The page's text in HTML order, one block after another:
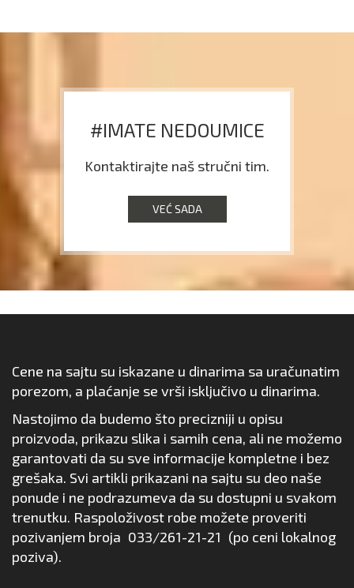
#IMATE NEDOUMICE
Kontaktirajte naš stručni tim.
VEĆ SADA
Cene na sajtu su iskazane u dinarima sa uračunatim
porezom, a plaćanje se vrši isključivo u dinarima.
Nastojimo da budemo što precizniji u opisu
proizvoda, prikazu slika i samih cena, ali ne možemo
garantovati da su sve informacije kompletne i bez
grešaka. Svi artikli prikazani na sajtu su deo naše
ponude i ne podrazumeva da su dostupni u svakom
trenutku. Raspoloživost robe možete proveriti
pozivanjem broja 033/261-21-21 (po ceni lokalnog
poziva).